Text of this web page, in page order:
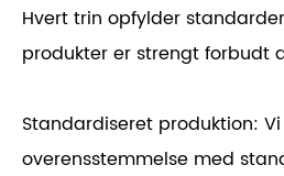
Hvert trin opfylder
produkter er strengt forbudt
Standardiseret produktion:
overensstemmelse med